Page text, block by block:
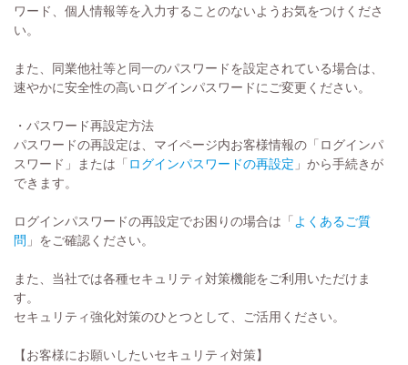
ワード、個人情報等を入力することのないようお気をつけくださ
い。
また、同業他社等と同一のパスワードを設定されている場合は、
速やかに安全性の高いログインパスワードにご変更ください。
・パスワード再設定方法
パスワードの再設定は、マイページ内お客様情報の「ログインパ
スワード」または「ログインパスワードの再設定 」から手続きが
できます。
ログインパスワードの再設定でお困りの場合は「よくあるご質
問 」をご確認ください。
また、当社では各種セキュリティ対策機能をご利用いただけま
す。
セキュリティ強化対策のひとつとして、ご活用ください。
【お客様にお願いしたいセキュリティ対策】